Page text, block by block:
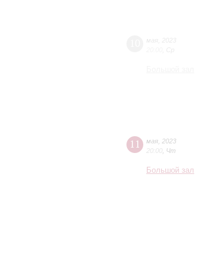
11 мая 2023
20:00 Чт
Большой зал